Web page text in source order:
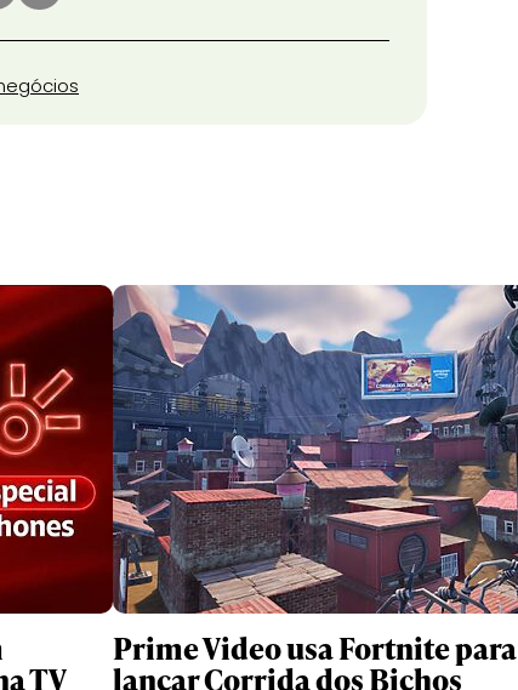
TV
Prime Video usa Fortnite para
lançar Corrida dos Bichos